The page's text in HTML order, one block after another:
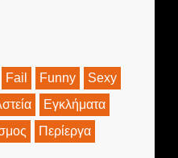
Fail Funny
Sexy
Εγκλήματα
Περίεργα